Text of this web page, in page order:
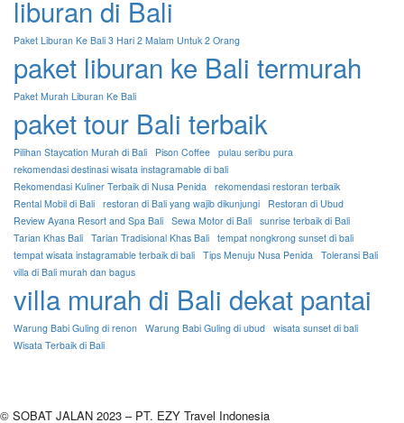
liburan di Bali
Paket Liburan Ke Bali 3 Hari 2 Malam Untuk 2 Orang
paket liburan ke Bali termurah
Paket Murah Liburan Ke Bali
paket tour Bali terbaik
Pilihan Staycation Murah di Bali Pison Coffee pulau seribu pura
rekomendasi destinasi wisata instagramable di bali
Rekomendasi Kuliner Terbaik di Nusa Penida rekomendasi restoran terbaik
Rental Mobil di Bali restoran di Bali yang wajib dikunjungi
Restoran di Ubud
Review Ayana Resort and Spa Bali Sewa Motor di Bali sunrise terbaik di Bali
Tarian Khas Bali Tarian Tradisional Khas Bali tempat nongkrong sunset di bali
tempat wisata instagramable terbaik di bali Tips Menuju Nusa Penida Toleransi Bali
villa di Bali murah dan bagus
villa murah di Bali dekat pantai
Warung Babi Guling di renon Warung Babi Guling di ubud wisata sunset di bali
Wisata Terbaik di Bali
© SOBAT JALAN 2023 – PT. EZY Travel Indonesia